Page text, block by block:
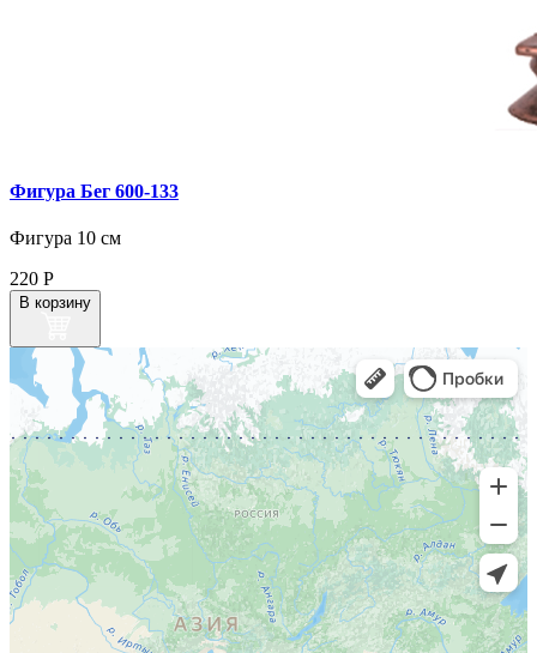
Фигура Бег 600‑133
Фигура 10 см
220 Р
В корзину